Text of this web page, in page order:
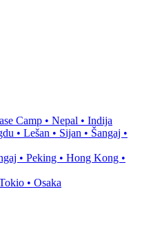
Camp • Nepal • Indija
• Lešan • Sijan • Šangaj •
• Peking • Hong Kong •
• Osaka